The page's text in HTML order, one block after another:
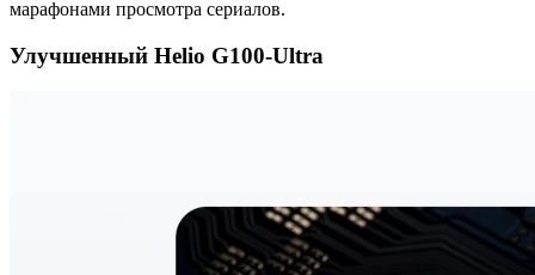
марафонами просмотра сериалов.
Улучшенный Helio G100-Ultra